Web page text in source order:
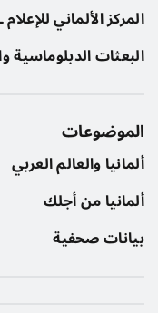
المركز الألماني
البعثات الدبلوماسية
الموضوعات
ألمانيا والعالم العربي
ألمانيا من أجلك
بيانات صحفية